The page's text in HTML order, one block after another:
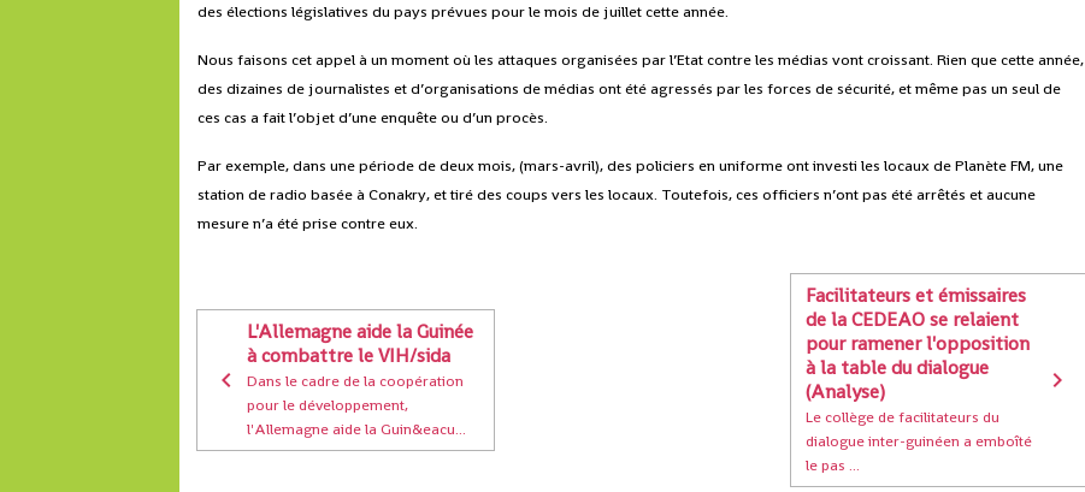
des élections législatives du pays prévues pour le mois de juillet cette année.
Nous faisons cet appel à un moment où les attaques organisées par l’Etat contre les médias vont croissant. Rien que cette année,
des dizaines de journalistes et d’organisations de médias ont été agressés par les forces de sécurité, et même pas un seul de
ces cas a fait l’objet d’une enquête ou d’un procès.
Par exemple, dans une période de deux mois, (mars-avril), des policiers en uniforme ont investi les locaux de Planète FM, une
station de radio basée à Conakry, et tiré des coups vers les locaux. Toutefois, ces officiers n’ont pas été arrêtés et aucune
mesure n’a été prise contre eux.
L'Allemagne aide la Guinée
à combattre le VIH/sida
Dans le cadre de la coopération
pour le développement,
l'Allemagne aide la Guin&eacu...
Facilitateurs et émissaires
de la CEDEAO se relaient
pour ramener l'opposition
à la table du dialogue
(Analyse)
Le collège de facilitateurs du
dialogue inter-guinéen a emboîté
le pas ...